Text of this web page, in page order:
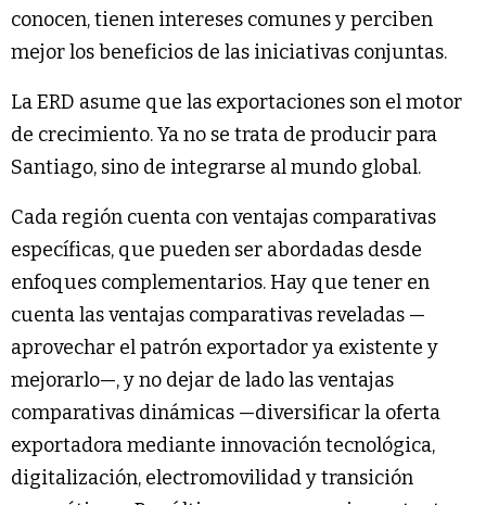
conocen, tienen intereses comunes y perciben
mejor los beneficios de las iniciativas conjuntas.
La ERD asume que las exportaciones son el motor
de crecimiento. Ya no se trata de producir para
Santiago, sino de integrarse al mundo global.
Cada región cuenta con ventajas comparativas
específicas, que pueden ser abordadas desde
enfoques complementarios. Hay que tener en
cuenta las ventajas comparativas reveladas —
aprovechar el patrón exportador ya existente y
mejorarlo—, y no dejar de lado las ventajas
comparativas dinámicas —diversificar la oferta
exportadora mediante innovación tecnológica,
digitalización, electromovilidad y transición